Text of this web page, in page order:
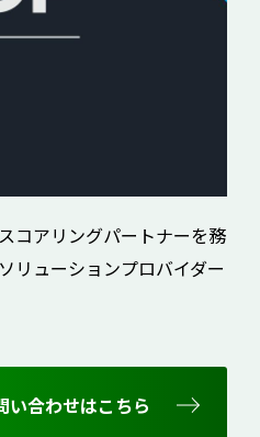
コアリングパートナーを務
リューションプロバイダー
い合わせはこちら